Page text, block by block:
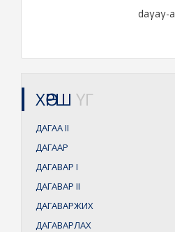
daγaγ-a
ХӨРШ ҮГ
ДАГААII
ДАГААР
ДАГАВАР I
ДАГАВАР II
ДАГАВАРЖИХ
ДАГАВАРЛАХ